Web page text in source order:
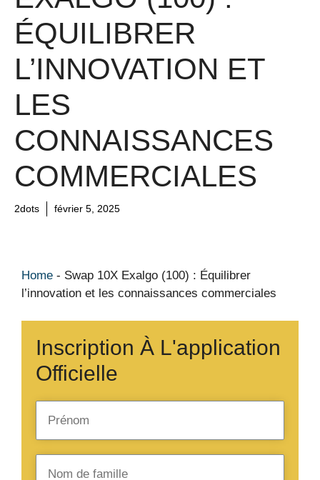
ÉQUILIBRER
L’INNOVATION ET
LES
CONNAISSANCES
COMMERCIALES
2dots février 5, 2025
Home - Swap 10X Exalgo (100) : Équilibrer
l’innovation et les connaissances commerciales
Inscription À L'application
Officielle